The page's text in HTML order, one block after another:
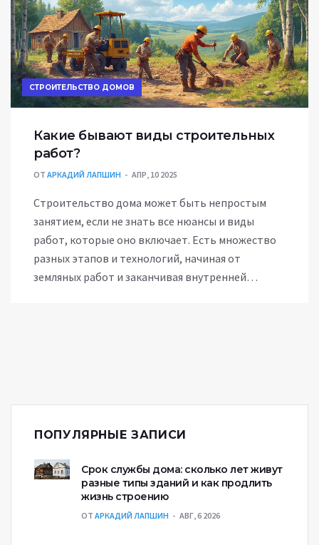
СТРОИТЕЛЬСТВО ДОМОВ
Какие бывают виды строительных
работ?
ОТ АРКАДИЙ ЛАПШИН АПР, 10 2025
Строительство дома может быть непростым
занятием, если не знать все нюансы и виды
работ, которые оно включает. Есть множество
разных этапов и технологий, начиная от
земляных работ и заканчивая внутренней
ПОПУЛЯРНЫЕ ЗАПИСИ
Срок службы дома: сколько лет живут
разные типы зданий и как продлить
жизнь строению
ОТ АРКАДИЙ ЛАПШИН АВГ, 6 2026